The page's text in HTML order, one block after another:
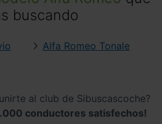
buscando
Alfa Romeo Tonale
al club de Sibuscascoche?
conductores satisfechos!